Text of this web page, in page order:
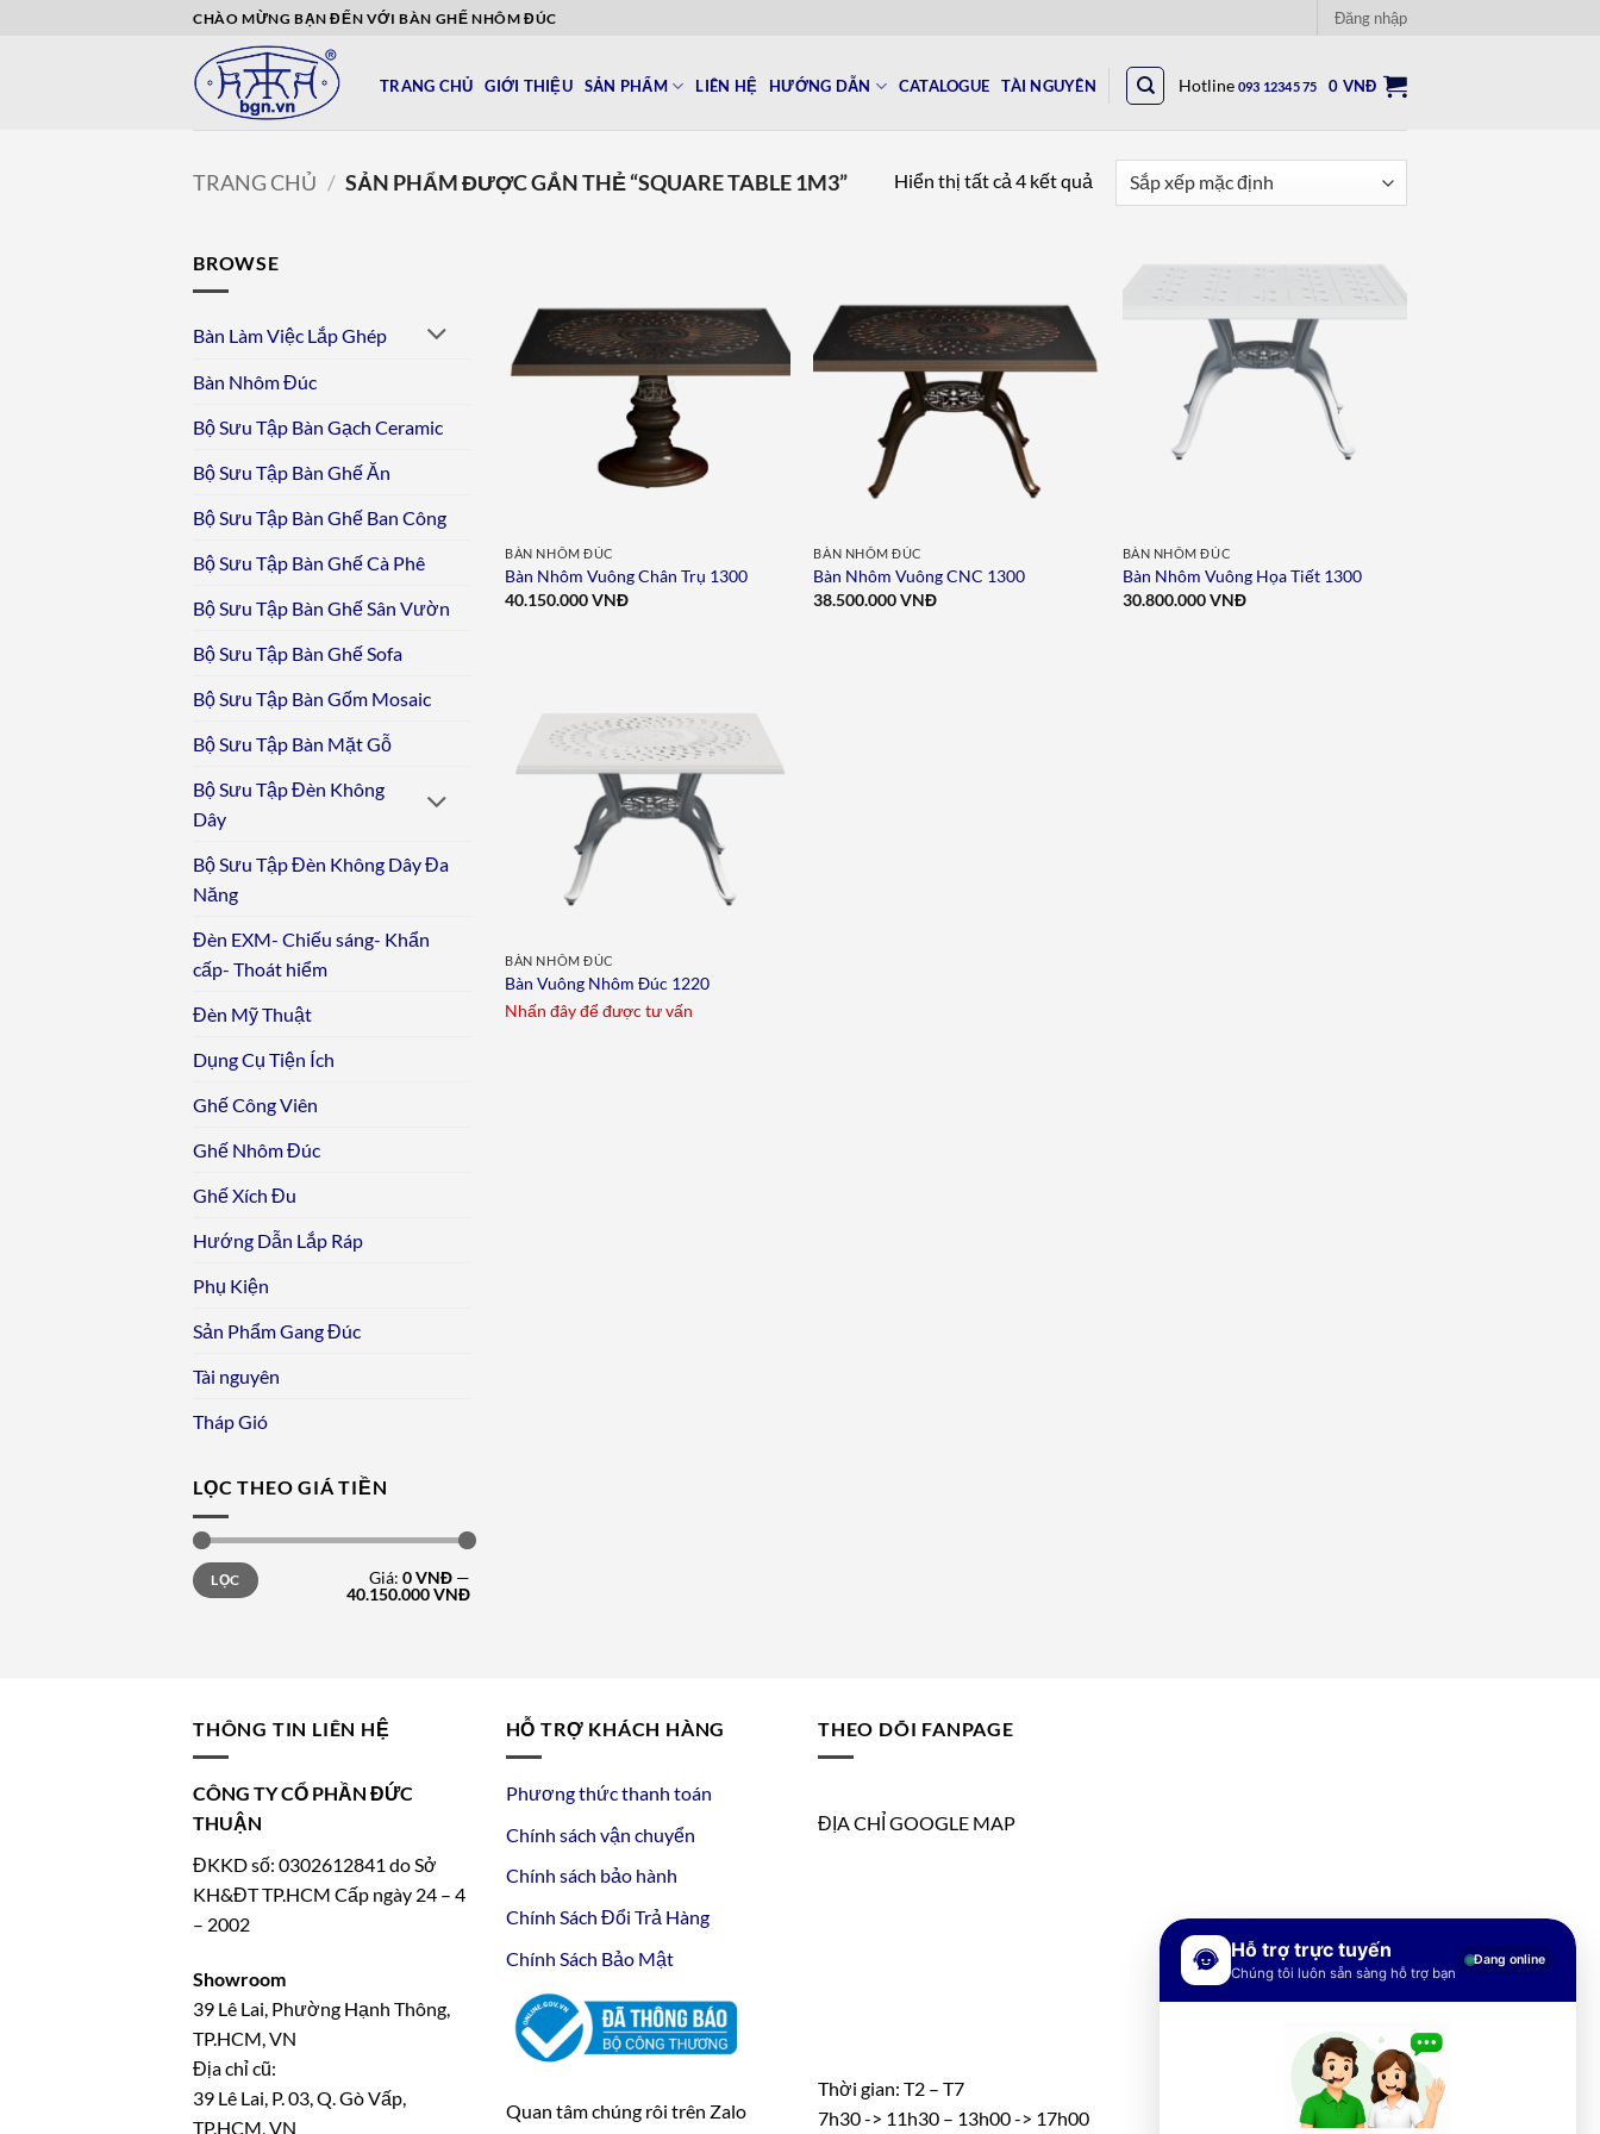
CHÀO MỪNG BẠN ĐẾN VỚI BÀN GHẾ NHÔM ĐÚC Đăng nhập
TRANG CHỦ GIỚI THIỆU SẢN PHẨM LIÊN HỆ HƯỚNG DẪN CATALOGUE TÀI NGUYÊN Hotline 093 12345 75 0 VNĐ
TRANG CHỦ / SẢN PHẨM ĐƯỢC GẮN THẺ “SQUARE TABLE 1M3” Hiển thị tất cả 4 kết quả
BROWSE
Bàn Làm Việc Lắp Ghép
Bàn Nhôm Đúc
Bộ Sưu Tập Bàn Gạch Ceramic
Bộ Sưu Tập Bàn Ghế Ăn
Bộ Sưu Tập Bàn Ghế Ban Công
Bộ Sưu Tập Bàn Ghế Cà Phê
Bộ Sưu Tập Bàn Ghế Sân Vườn
Bộ Sưu Tập Bàn Ghế Sofa
Bộ Sưu Tập Bàn Gốm Mosaic
Bộ Sưu Tập Bàn Mặt Gỗ
Bộ Sưu Tập Đèn Không
Dây
Bộ Sưu Tập Đèn Không Dây Đa
Năng
Đèn EXM- Chiếu sáng- Khẩn
cấp- Thoát hiểm
Đèn Mỹ Thuật
Dụng Cụ Tiện Ích
Ghế Công Viên
Ghế Nhôm Đúc
Ghế Xích Đu
Hướng Dẫn Lắp Ráp
Phụ Kiện
Sản Phẩm Gang Đúc
Tài nguyên
Tháp Gió
LỌC THEO GIÁ TIỀN
Giá
tối
thiểu
Giá
tối
đa
LỌC Giá: 0 VNĐ—
40.150.000 VNĐ
Add to
wishlist
BÀN NHÔM ĐÚC
Bàn Nhôm Vuông Chân Trụ 1300
40.150.000VNĐ
Add to
wishlist
BÀN NHÔM ĐÚC
Bàn Nhôm Vuông CNC 1300
38.500.000VNĐ
BÀN NHÔM ĐÚC
Bàn Nhôm Vuông Họa Tiết 1300
30.800.000VNĐ
Add to
wishlist
BÀN NHÔM ĐÚC
Bàn Vuông Nhôm Đúc 1220
Nhấn đây để được tư vấn
THÔNG TIN LIÊN HỆ
CÔNG TY CỔ PHẦN ĐỨC
THUẬN
ĐKKD số: 0302612841 do Sở
KH&ĐT TP.HCM Cấp ngày 24 – 4
– 2002
Showroom
39 Lê Lai, Phường Hạnh Thông,
TP.HCM, VN
Địa chỉ cũ:
39 Lê Lai, P. 03, Q. Gò Vấp,
TP.HCM, VN
HỖ TRỢ KHÁCH HÀNG
Phương thức thanh toán
Chính sách vận chuyển
Chính sách bảo hành
Chính Sách Đổi Trả Hàng
Chính Sách Bảo Mật
Quan tâm chúng rôi trên Zalo
THEO DÕI FANPAGE
ĐỊA CHỈ GOOGLE MAP
Thời gian: T2 – T7
7h30 -> 11h30 – 13h00 -> 17h00
Hỗ trợ trực tuyến
Chúng tôi luôn sẵn sàng hỗ trợ bạn
Đang online